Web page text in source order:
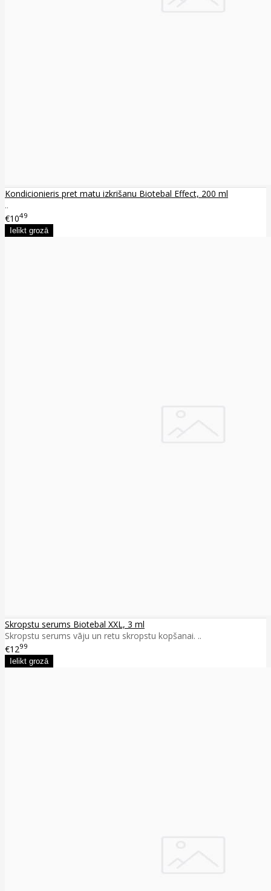
Kondicionieris pret matu izkrišanu Biotebal Effect, 200 ml
..
€1049
Skropstu serums Biotebal XXL, 3 ml
Skropstu serums vāju un retu skropstu kopšanai. ..
€1299